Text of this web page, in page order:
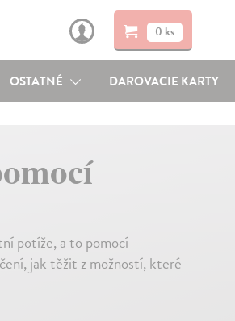
0 ks
OSTATNÉ DAROVACIE KARTY
potíže, a to pomocí
jak těžit z možností, které